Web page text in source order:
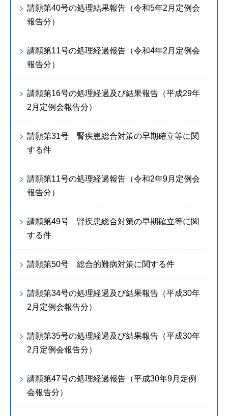
請願第40号の処理結果報告（令和5年2月定例会
報告分）
請願第11号の処理経過報告（令和4年2月定例会
報告分）
請願第16号の処理経過及び結果報告（平成29年
2月定例会報告分）
請願第31号 腎疾患総合対策の早期確立等に関
する件
請願第11号の処理経過報告（令和2年9月定例会
報告分）
請願第49号 腎疾患総合対策の早期確立等に関
する件
請願第50号 総合的難病対策に関する件
請願第34号の処理経過及び結果報告（平成30年
2月定例会報告分）
請願第35号の処理経過及び結果報告（平成30年
2月定例会報告分）
請願第47号の処理経過報告（平成30年9月定例
会報告分）